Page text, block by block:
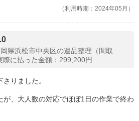
利用時期：2024年05月
県浜松市中央区の遺品整理（間取
際に払った金額：299,200円
りました。
が、大人数の対応でほぼ1日の作業で終わ